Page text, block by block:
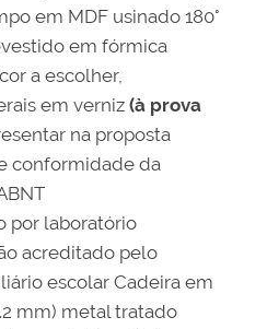
em MDF usinado 180°
em fórmica
a escolher,
em verniz(à prova
na proposta
conformidade da
por laboratório
acreditado pelo
escolar Cadeira em
mm) metal tratado